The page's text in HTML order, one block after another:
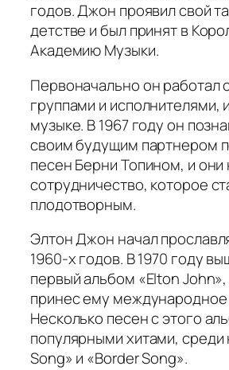
годов. Джон проявил свой
детстве и был принят в
Академию Музыки.
Первоначально он работал
группами и исполнителями,
музыке. В 1967 году он
своим будущим партнером
песен Берни Топином, и они
сотрудничество, которое
плодотворным.
Элтон Джон начал
1960-х годов. В 1970 году
первый альбом «Elton
принес ему международное
Несколько песен с этого
популярными хитами, среди
Song» и «Border Song».